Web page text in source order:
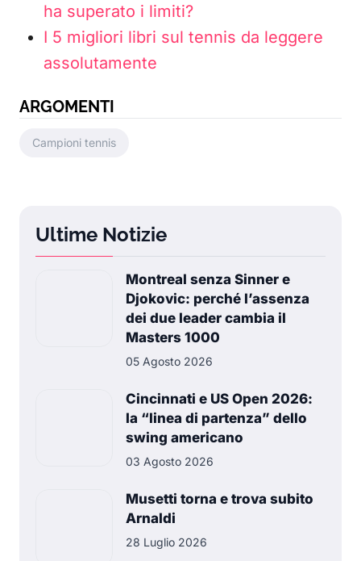
ha superato i limiti?
I 5 migliori libri sul tennis da leggere
assolutamente
ARGOMENTI
Campioni tennis
Ultime Notizie
Montreal senza Sinner e
Djokovic: perché l’assenza
dei due leader cambia il
Masters 1000
05 Agosto 2026
Cincinnati e US Open 2026:
la “linea di partenza” dello
swing americano
03 Agosto 2026
Musetti torna e trova subito
Arnaldi
28 Luglio 2026